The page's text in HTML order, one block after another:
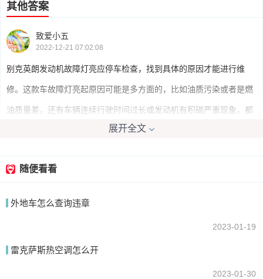
其他答案
致爱小五
2022-12-21 07:02:08
别克英朗发动机故障灯亮应停车检查，找到具体的原因才能进行维
修。这款车故障灯亮起原因可能是多方面的，比如油质污染或者是燃
油质量差，还有车辆连续行驶时间过长或发动机有积碳严重现象，都
landy2011
在看到发动机故障灯亮起时不要担心，但也不能掉以轻心，如果是保
养提示，正常保养之后这个灯就会熄灭，如果真是发动机故障，这个
时候要尽快对车辆进行检查，找出问题，确保安全后方可继续行驶。
展开全文
随便看看
外地车怎么查询违章
2023-01-19
雷克萨斯热空调怎么开
2023-01-30